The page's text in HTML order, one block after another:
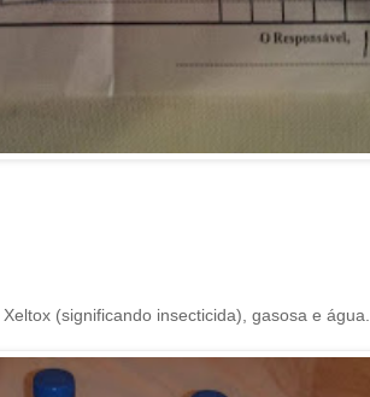
(significando insecticida), gasosa e água.